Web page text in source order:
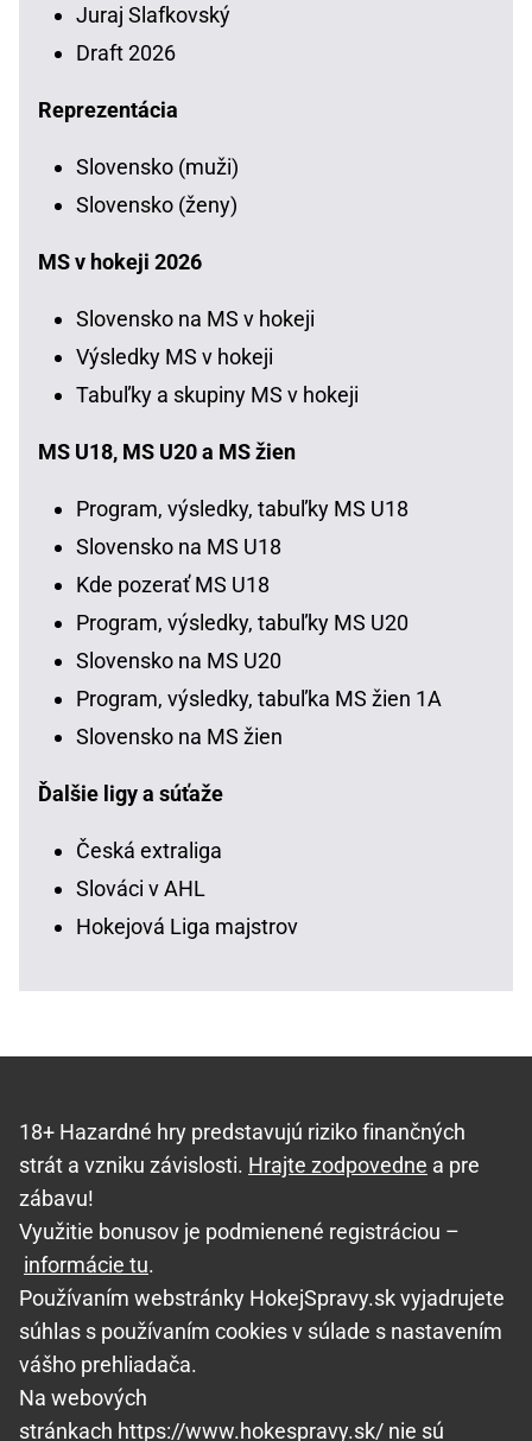
Juraj Slafkovský
Draft 2026
Reprezentácia
Slovensko (muži)
Slovensko (ženy)
MS v hokeji 2026
Slovensko na MS v hokeji
Výsledky MS v hokeji
Tabuľky a skupiny MS v hokeji
MS U18, MS U20 a MS žien
Program, výsledky, tabuľky MS U18
Slovensko na MS U18
Kde pozerať MS U18
Program, výsledky, tabuľky MS U20
Slovensko na MS U20
Program, výsledky, tabuľka MS žien 1A
Slovensko na MS žien
Ďalšie ligy a súťaže
Česká extraliga
Slováci v AHL
Hokejová Liga majstrov
18+ Hazardné hry predstavujú riziko finančných
strát a vzniku závislosti. Hrajte zodpovedne a pre
zábavu!
Využitie bonusov je podmienené registráciou –
informácie tu.
Používaním webstránky HokejSpravy.sk vyjadrujete
súhlas s používaním cookies v súlade s nastavením
vášho prehliadača.
Na webových
stránkach https://www.hokespravy.sk/ nie sú